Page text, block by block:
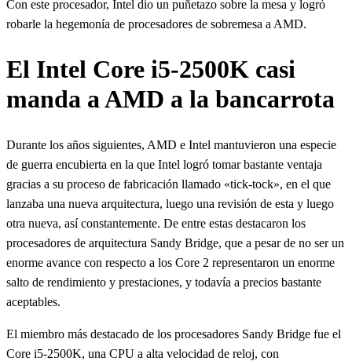
Con este procesador, Intel dio un puñetazo sobre la mesa y logró
robarle la hegemonía de procesadores de sobremesa a AMD.
El Intel Core i5-2500K casi
manda a AMD a la bancarrota
Durante los años siguientes, AMD e Intel mantuvieron una especie
de guerra encubierta en la que Intel logró tomar bastante ventaja
gracias a su proceso de fabricación llamado «tick-tock», en el que
lanzaba una nueva arquitectura, luego una revisión de esta y luego
otra nueva, así constantemente. De entre estas destacaron los
procesadores de arquitectura Sandy Bridge, que a pesar de no ser un
enorme avance con respecto a los Core 2 representaron un enorme
salto de rendimiento y prestaciones, y todavía a precios bastante
aceptables.
El miembro más destacado de los procesadores Sandy Bridge fue el
Core i5-2500K, una CPU a alta velocidad de reloj, con